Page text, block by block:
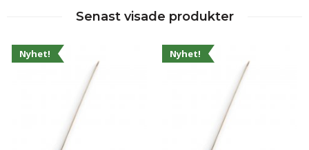
Senast visade produkter
Nyhet! Nyhet!